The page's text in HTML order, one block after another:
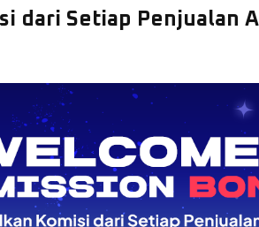
dari Setiap Penjualan